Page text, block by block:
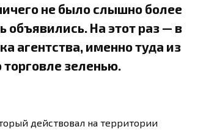
не было слышно более
объявились. На этот раз — в
агентства, именно туда из
зеленью.
действовал на территории